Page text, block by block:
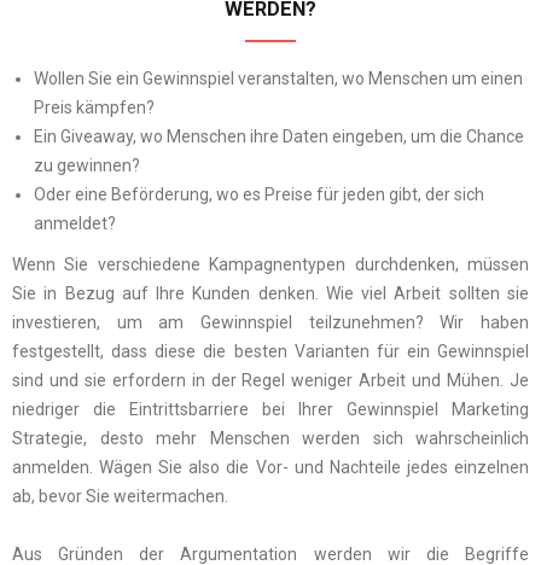
WERDEN?
Wollen Sie ein Gewinnspiel veranstalten, wo Menschen um einen
Preis kämpfen?
Ein Giveaway, wo Menschen ihre Daten eingeben, um die Chance
zu gewinnen?
Oder eine Beförderung, wo es Preise für jeden gibt, der sich
anmeldet?
Wenn Sie verschiedene Kampagnentypen durchdenken, müssen
Sie in Bezug auf Ihre Kunden denken. Wie viel Arbeit sollten sie
investieren, um am Gewinnspiel teilzunehmen? Wir haben
festgestellt, dass diese die besten Varianten für ein Gewinnspiel
sind und sie erfordern in der Regel weniger Arbeit und Mühen. Je
niedriger die Eintrittsbarriere bei Ihrer Gewinnspiel Marketing
Strategie, desto mehr Menschen werden sich wahrscheinlich
anmelden. Wägen Sie also die Vor- und Nachteile jedes einzelnen
ab, bevor Sie weitermachen.
Aus Gründen der Argumentation werden wir die Begriffe